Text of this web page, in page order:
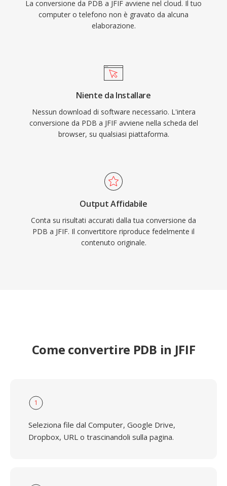
La conversione da PDB a JFIF avviene nel cloud. Il tuo
computer o telefono non è gravato da alcuna
elaborazione.
Niente da Installare
Nessun download di software necessario. L'intera
conversione da PDB a JFIF avviene nella scheda del
browser, su qualsiasi piattaforma.
Output Affidabile
Conta su risultati accurati dalla tua conversione da
PDB a JFIF. Il convertitore riproduce fedelmente il
contenuto originale.
Come convertire PDB in JFIF
1
Seleziona file dal Computer, Google Drive,
Dropbox, URL o trascinandoli sulla pagina.